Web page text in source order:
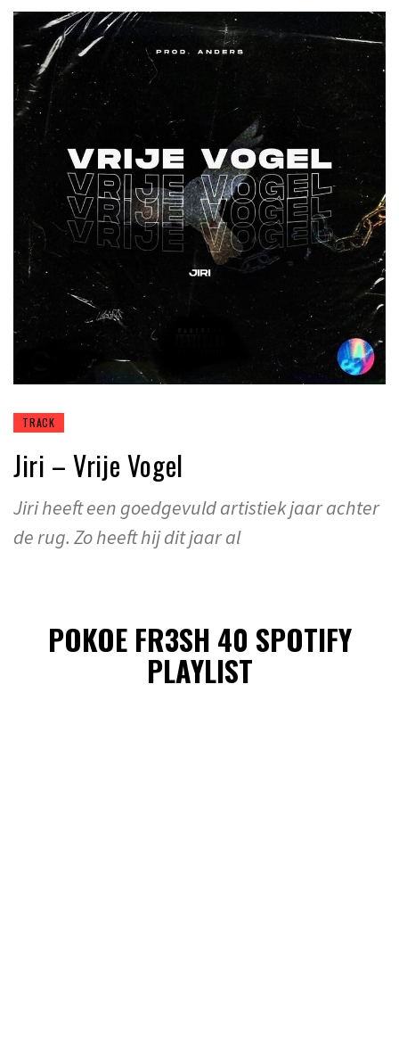
TRACK
Jiri – Vrije Vogel
Jiri heeft een goedgevuld artistiek jaar achter
de rug. Zo heeft hij dit jaar al
POKOE FR3SH 40 SPOTIFY
PLAYLIST